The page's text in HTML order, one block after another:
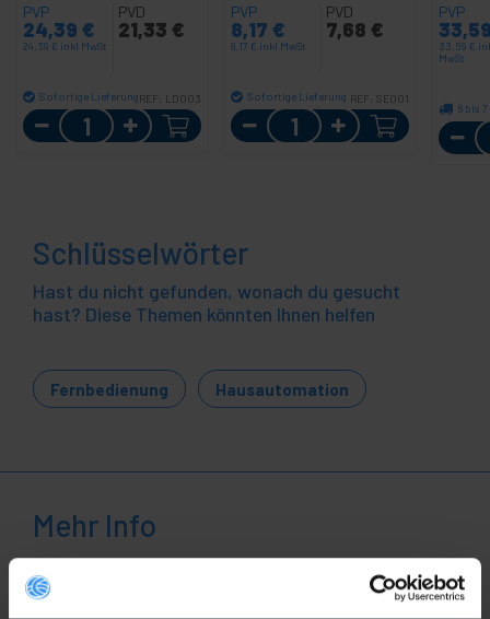
PVP
24,39 €
24,39 € inkl MwSt
PVD
21,33 €
Sofortige LieferungREF: LD003
Menge
PVP
8,17 €
8,17 € inkl MwSt
PVD
7,68 €
Sofortige Lieferung REF: SE001
Menge
PVP
33,59 €
MwSt
6 bis
Schlüsselwörter
Hast du nicht gefunden, wonach du gesucht
hast? Diese Themen könnten Ihnen helfen
Fernbedienung Hausautomation
Mehr Info
Beschreibung